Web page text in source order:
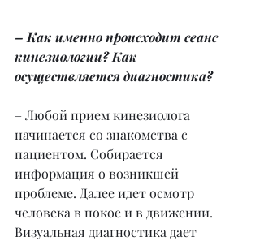
– Как именно происходит сеанс
кинезиологии? Как
осуществляется диагностика?
– Любой прием кинезиолога
начинается со знакомства с
пациентом. Собирается
информация о возникшей
проблеме. Далее идет осмотр
человека в покое и в движении.
Визуальная диагностика дает